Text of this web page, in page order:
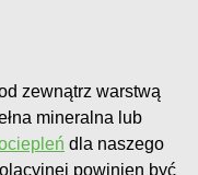
zewnątrz warstwą
mineralna lub
dla naszego
powinien być